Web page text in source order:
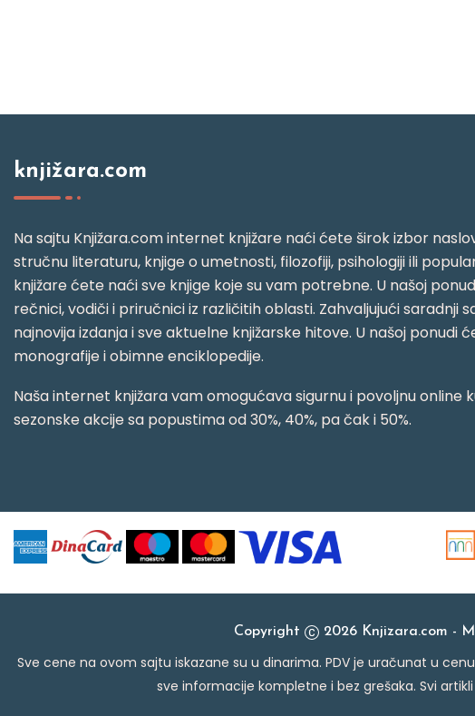
knjižara.com
Na sajtu Knjižara.com internet knjižare naći ćete širok izbor
stručnu literaturu, knjige o umetnosti, filozofiji, psihologiji ili
knjižare ćete naći sve knjige koje su vam potrebne. U našoj
rečnici, vodiči i priručnici iz različitih oblasti. Zahvaljujući saradnji
najnovija izdanja i sve aktuelne knjižarske hitove. U našoj ponudi
monografije i obimne enciklopedije.
Naša internet knjižara vam omogućava sigurnu i povoljnu online
sezonske akcije sa popustima od 30%, 40%, pa čak i 50%.
Copyright 2026 Knjizara.com -
Sve cene na ovom sajtu iskazane su u dinarima. PDV je uračunat u
sve informacije kompletne i bez grešaka. Svi